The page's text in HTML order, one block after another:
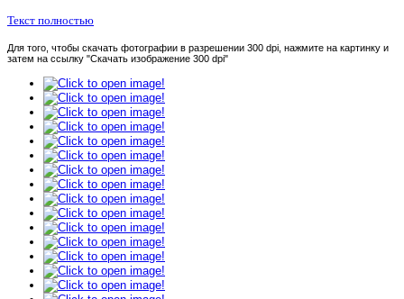
Текст полностью
Для того, чтобы скачать фотографии в разрешении 300 dpi, нажмите на картинку и
затем на ссылку "Скачать изображение 300 dpi"